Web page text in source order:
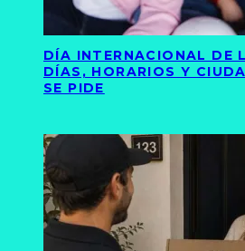
DÍA INTERNACIONAL DE
DÍAS, HORARIOS Y
SE PIDE